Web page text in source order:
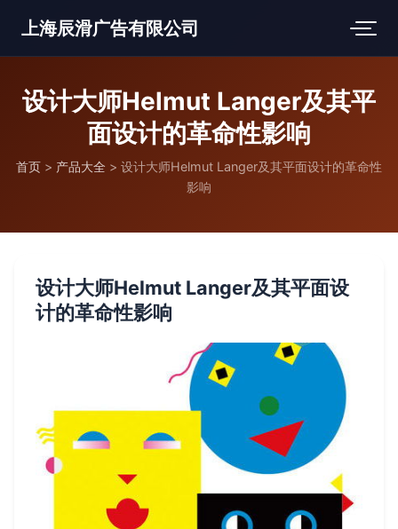
上海辰滑广告有限公司
设计大师Helmut Langer及其平
面设计的革命性影响
首页 > 产品大全 > 设计大师Helmut Langer及其平面设计的革命性
影响
设计大师Helmut Langer及其平面设
计的革命性影响